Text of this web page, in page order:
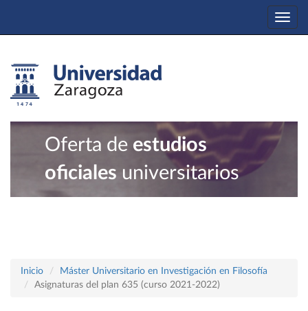
Oferta de estudios
oficiales universitarios
Inicio
Máster Universitario en Investigación en Filosofía
Asignaturas del plan 635 (curso 2021-2022)